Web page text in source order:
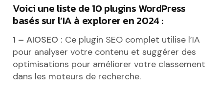
Voici une liste de 10 plugins WordPress
basés sur l’IA à explorer en 2024 :
1 – AIOSEO : Ce plugin SEO complet utilise l’IA
pour analyser votre contenu et suggérer des
optimisations pour améliorer votre classement
dans les moteurs de recherche.